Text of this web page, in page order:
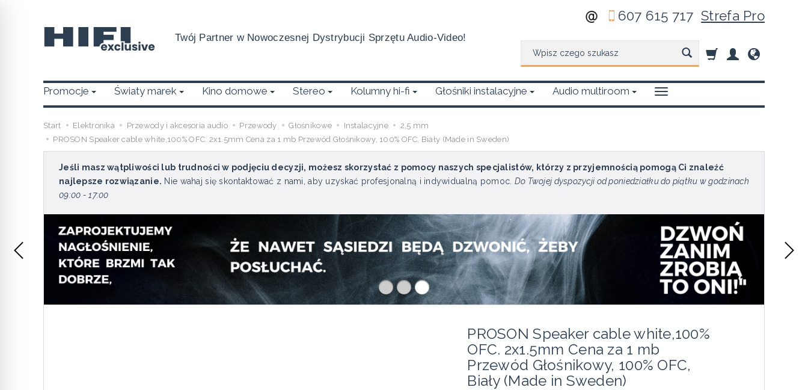
Twój Partner w Nowoczesnej Dystrybucji Sprzętu Audio-Video!
607 615 717Strefa Pro
Promocje Światy marek Kino domowe Stereo Kolumny hi-fi Głośniki instalacyjne Audio multiroom
Start Elektronika Przewody i akcesoria audio Przewody Głośnikowe Instalacyjne
2,5 mm
PROSON Speaker cable white,100% OFC. 2x1.5mm Cena za 1 mb Przewód Głośnikowy, 100% OFC, Biały (Made in Sweden)
Jeśli masz wątpliwości lub trudności w podjęciu decyzji, możesz skorzystać z pomocy naszych specjalistów, którzy z przyjemnością pomogą Ci znaleźć
najlepsze rozwiązanie. Nie wahaj się skontaktować z nami, aby uzyskać profesjonalną i indywidualną pomoc. Do Twojej dyspozycji od poniedziałku do piątku w godzinach
09:00 - 17:00
PROSON Speaker cable white,100%
OFC. 2x1.5mm Cena za 1 mb
Przewód Głośnikowy, 100% OFC,
Biały (Made in Sweden)